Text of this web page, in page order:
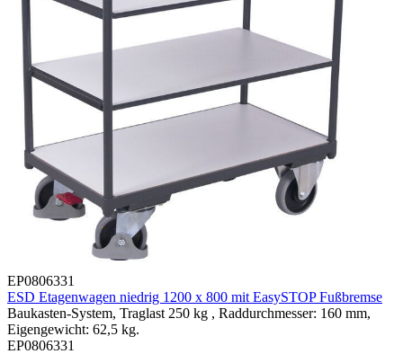
EP0806331
ESD Etagenwagen niedrig 1200 x 800 mit EasySTOP Fußbremse
Baukasten-System, Traglast 250 kg , Raddurchmesser: 160 mm,
Eigengewicht: 62,5 kg.
EP0806331